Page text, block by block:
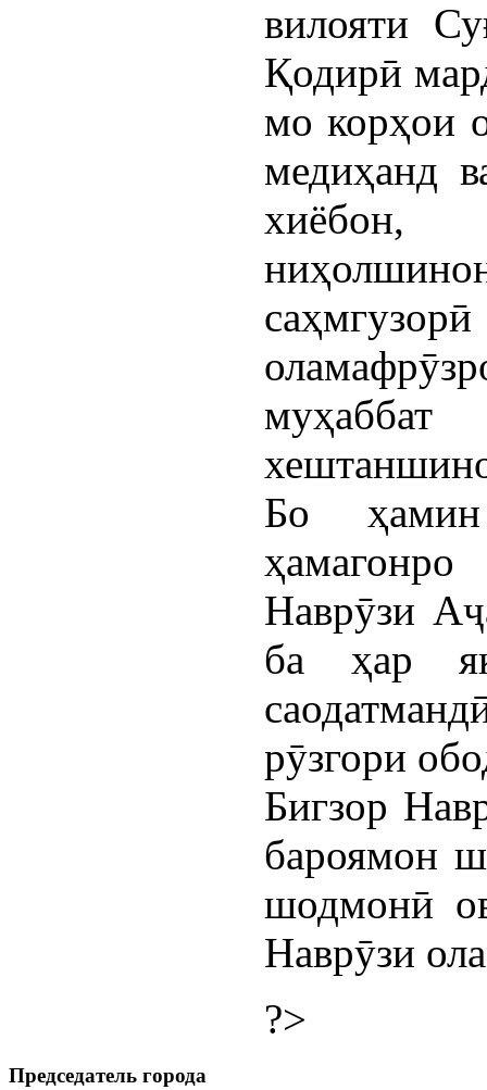
вилояти
Қодирӣ
мо корҳои
медиҳанд
Бо
Наврӯзи
ба ҳар
рӯзгори
Бигзор
бароямон
шодмонӣ
Наврӯзи
?>
Председатель города